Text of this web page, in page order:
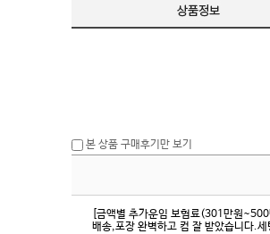
본 상품 구매후기만 보기
[금액별 추가운임 보험료(301만원
배송,포장 완벽하고 컴 잘 받았습니다.